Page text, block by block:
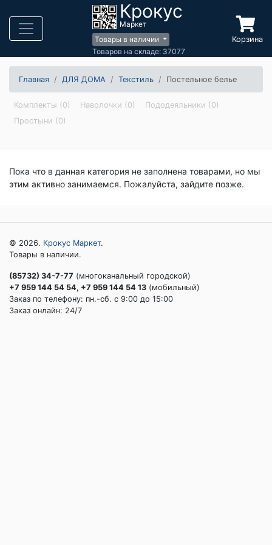
Крокус
Маркет
Товары в наличии
Товаров на складе: 37077
Корзина
Главная ДЛЯ ДОМА Текстиль Постельное белье
Комплекты (0) Наволочки (0)
Пододеяльники (0)
Простыни (0)
Пока что в данная категория не заполнена товарами, но мы
этим активно занимаемся. Пожалуйста, зайдите позже.
© 2026. Крокус Маркет.
Товары в наличии.
(85732) 34-7-77 (многоканальный городской)
+7 959 144 54 54, +7 959 144 54 13 (мобильный)
Заказ по телефону: пн.-сб. c 9:00 до 15:00
Заказ онлайн: 24/7